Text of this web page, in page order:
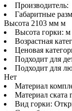
Производитель:
Габаритные
Высота 2103 мм м
Высота горки: м
Возрастная
Ценовая
Подходит для
Подходит для
Нет
Материал
Материал ската
Вид горки: